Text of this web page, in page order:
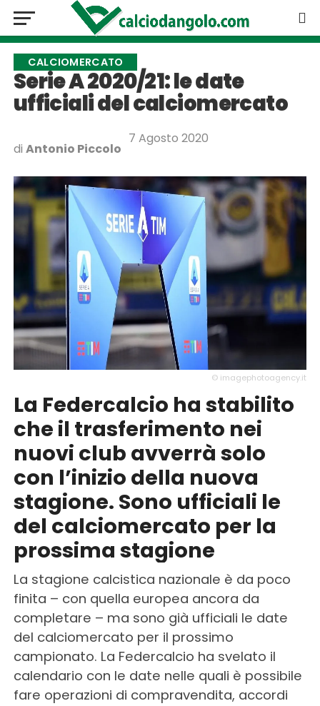
CALCIOMERCATO
Serie A 2020/21: le date
ufficiali del calciomercato
di Antonio Piccolo
7 Agosto 2020
© imagephotoagency.it
La Federcalcio ha stabilito
che il trasferimento nei
nuovi club avverrà solo
con l’inizio della nuova
stagione. Sono ufficiali le
del calciomercato per la
prossima stagione
La stagione calcistica nazionale è da poco
finita – con quella europea ancora da
completare – ma sono già ufficiali le date
del calciomercato per il prossimo
campionato. La Federcalcio ha svelato il
calendario con le date nelle quali è possibile
fare operazioni di compravendita, accordi